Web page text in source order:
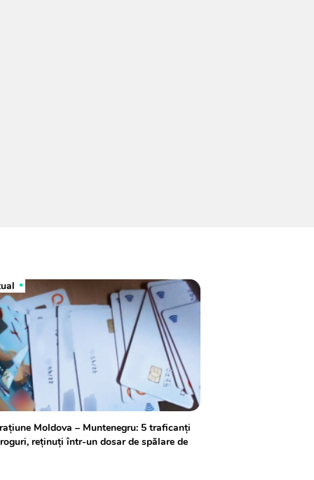
Moldova – Muntenegru: 5 traficanți
reținuți într-un dosar de spălare de